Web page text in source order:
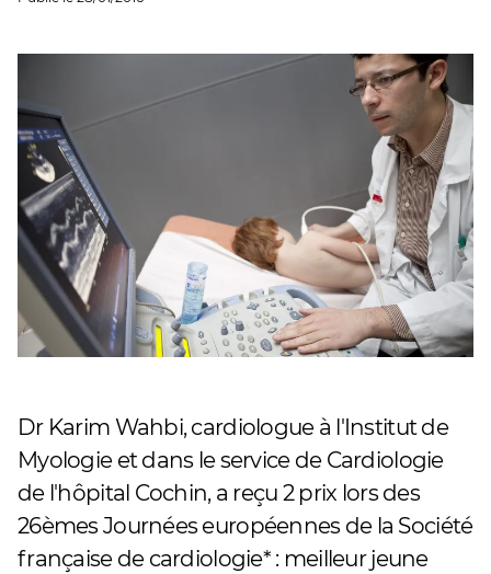
Dr Karim Wahbi, cardiologue à l'Institut de
Myologie et dans le service de Cardiologie
de l'hôpital Cochin, a reçu 2 prix lors des
26èmes Journées européennes de la Société
française de cardiologie* : meilleur jeune